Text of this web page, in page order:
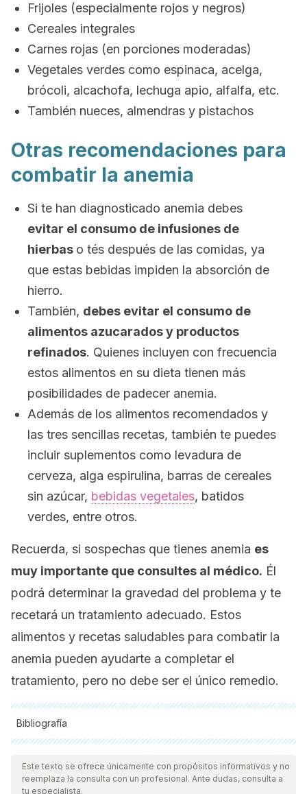
Frijoles (especialmente rojos y negros)
Cereales integrales
Carnes rojas (en porciones moderadas)
Vegetales verdes como espinaca, acelga,
brócoli, alcachofa, lechuga apio, alfalfa, etc.
También nueces, almendras y pistachos
Otras recomendaciones para
combatir la anemia
Si te han diagnosticado anemia debes
evitar el consumo de infusiones de
hierbas o tés después de las comidas, ya
que estas bebidas impiden la absorción de
hierro.
También, debes evitar el consumo de
alimentos azucarados y productos
refinados. Quienes incluyen con frecuencia
estos alimentos en su dieta tienen más
posibilidades de padecer anemia.
Además de los alimentos recomendados y
las tres sencillas recetas, también te puedes
incluir suplementos como levadura de
cerveza, alga espirulina, barras de cereales
sin azúcar, bebidas vegetales, batidos
verdes, entre otros.
Recuerda, si sospechas que tienes anemia es
muy importante que consultes al médico. Él
podrá determinar la gravedad del problema y te
recetará un tratamiento adecuado. Estos
alimentos y recetas saludables para combatir la
anemia pueden ayudarte a completar el
tratamiento, pero no debe ser el único remedio.
Bibliografía
Todas las fuentes citadas fueron revisadas a profundidad por
nuestro equipo, para asegurar su calidad, confiabilidad,
vigencia y validez.La bibliografía de este artículo fue
Este texto se ofrece únicamente con propósitos informativos y no
reemplaza la consulta con un profesional. Ante dudas, consulta a
tu especialista.